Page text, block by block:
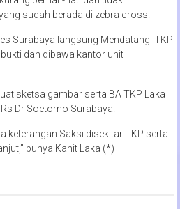
sudah berada di zebra cross.
Surabaya langsung Mendatangi TKP
dan dibawa kantor unit
sketsa gambar serta BA TKP Laka
Dr Soetomo Surabaya.
keterangan Saksi disekitar TKP serta
punya Kanit Laka (*)